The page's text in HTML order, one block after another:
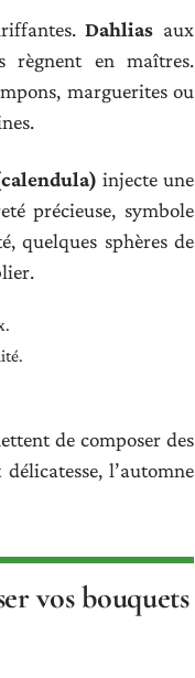
Dahlias aux
règnent en maîtres.
marguerites ou
injecte une
précieuse, symbole
quelques sphères de
de composer des
l’automne
vos bouquets